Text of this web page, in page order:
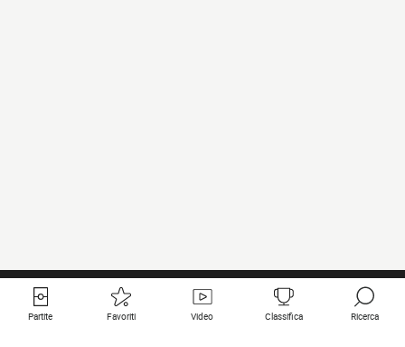
Partite Favoriti Video Classifica Ricerca